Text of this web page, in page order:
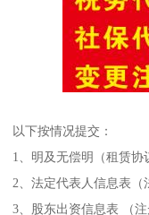
以下按情况提交：
1、明及无偿明（租赁协
2、法定代表人信息表（
3、股东出资信息表 （